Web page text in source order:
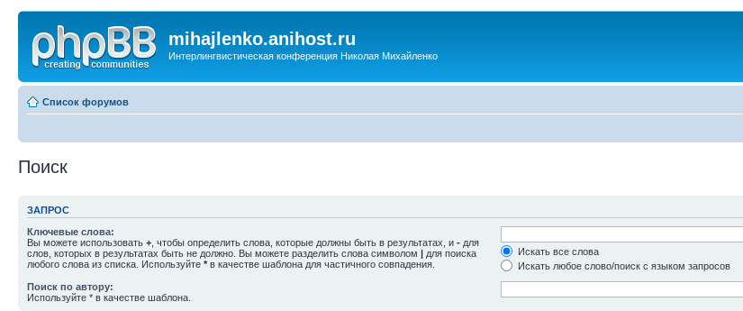
mihajlenko.anihost.ru
Интерлингвистическая конференция Николая Михайленко
Список форумов
Поиск
ЗАПРОС
Ключевые слова:
Вы можете использовать + , чтобы определить слова, которые должны быть в результатах, и - для
слов, которых в результатах быть не должно. Вы можете разделить слова символом | для поиска
любого слова из списка. Используйте * в качестве шаблона для частичного совпадения.
Искать все слова
Искать любое слово/поиск с языком запросов
Поиск по автору:
Используйте * в качестве шаблона.